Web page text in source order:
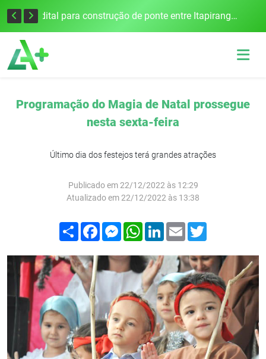
Edital para construção de ponte entre Itapiranga e Barra do Guarita deve ser lançado no segundo semestre
Programação do Magia de Natal prossegue
nesta sexta-feira
Último dia dos festejos terá grandes atrações
Publicado em 22/12/2022 às 12:29
Atualizado em 22/12/2022 às 13:38
Compartilhar
FacebookMessenger
WhatsApp
LinkedIn
Email